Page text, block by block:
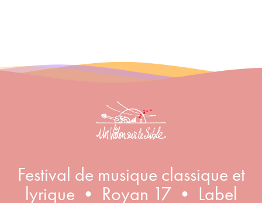
Festival de musique classique et
lyrique • Royan 17 • Label